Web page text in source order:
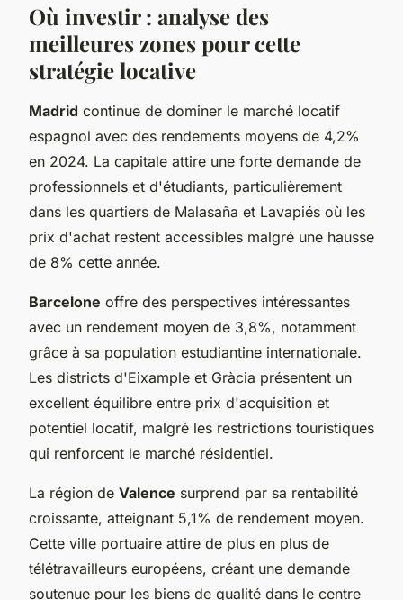
Où investir : analyse des
meilleures zones pour cette
stratégie locative
Madrid continue de dominer le marché locatif
espagnol avec des rendements moyens de 4,2%
en 2024. La capitale attire une forte demande de
professionnels et d'étudiants, particulièrement
dans les quartiers de Malasaña et Lavapiés où les
prix d'achat restent accessibles malgré une hausse
de 8% cette année.
Barcelone offre des perspectives intéressantes
avec un rendement moyen de 3,8%, notamment
grâce à sa population estudiantine internationale.
Les districts d'Eixample et Gràcia présentent un
excellent équilibre entre prix d'acquisition et
potentiel locatif, malgré les restrictions touristiques
qui renforcent le marché résidentiel.
La région de Valence surprend par sa rentabilité
croissante, atteignant 5,1% de rendement moyen.
Cette ville portuaire attire de plus en plus de
télétravailleurs européens, créant une demande
soutenue pour les biens de qualité dans le centre